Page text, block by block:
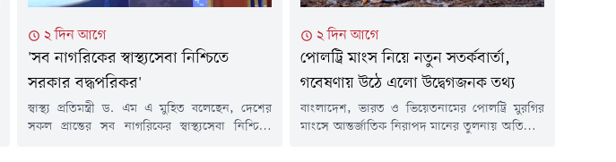
২ দিন আগে
'সব নাগরিকের স্বাস্থ্যসেবা নিশ্চিতে
সরকার বদ্ধপরিকর'
স্বাস্থ্য প্রতিমন্ত্রী ড. এম এ মুহিত বলেছেন, দেশের
সকল প্রান্তের সব নাগরিকের স্বাস্থ্যসেবা নিশ্চিতে
২ দিন আগে
পোলট্রি মাংস নিয়ে নতুন সতর্কবার্তা,
গবেষণায় উঠে এলো উদ্বেগজনক তথ্য
বাংলাদেশ, ভারত ও ভিয়েতনামের পোলট্রি মুরগির
মাংসে আন্তর্জাতিক নিরাপদ মানের তুলনায় অতিরিক্ত